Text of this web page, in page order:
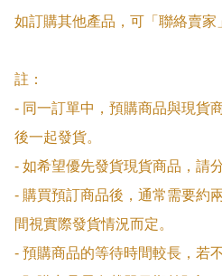
如訂購其他產品，可「聯絡賣家
註：
- 同一訂單中，預購商品與現貨
後一起發貨。
- 如希望優先發貨現貨商品，請
- 購買預訂商品後，通常需要約
間視實際發貨情況而定。
- 預購商品的等待時間較長，若